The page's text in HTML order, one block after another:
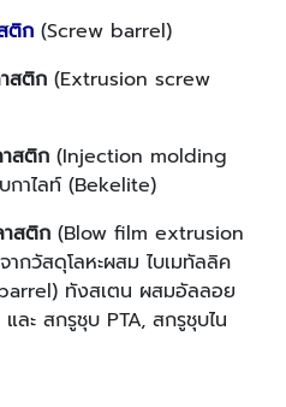
ติก (Screw barrel)
สติก (Extrusion screw
สติก (Injection molding
าไลท์ (Bekelite)
าสติก (Blow film extrusion
กวัสดุโลหะผสม ไบเมทัลลิค
ทังสเตน ผสมอัลลอย
ละ สกรูชุบ PTA, สกรูชุบไน